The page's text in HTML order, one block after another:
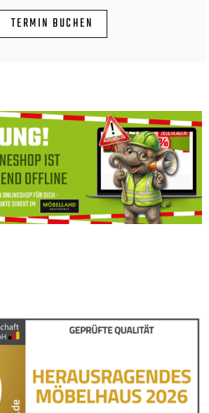
TERMIN BUCHEN